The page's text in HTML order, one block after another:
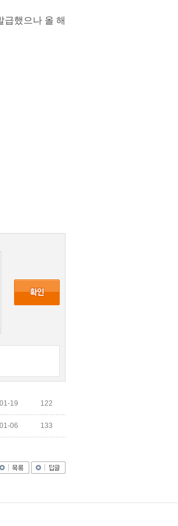
급했으나 올 해
01-19 122
01-06 133